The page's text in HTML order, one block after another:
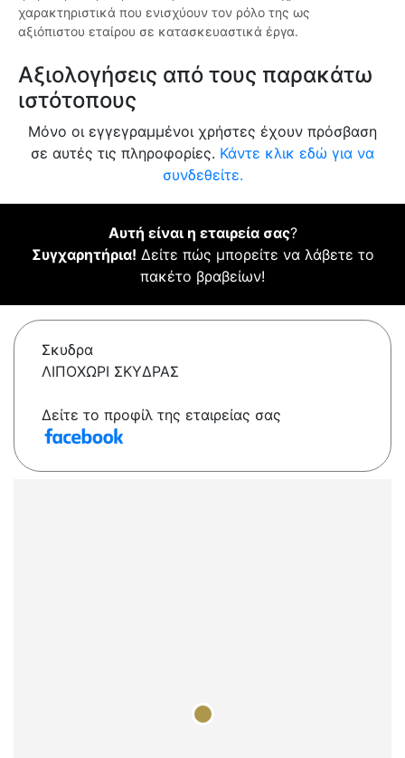
χαρακτηριστικά που ενισχύουν τον ρόλο της ως
αξιόπιστου εταίρου σε κατασκευαστικά έργα.
Αξιολογήσεις από τους παρακάτω
ιστότοπους
Μόνο οι εγγεγραμμένοι χρήστες έχουν πρόσβαση
σε αυτές τις πληροφορίες. Κάντε κλικ εδώ για να
συνδεθείτε.
Αυτή είναι η εταιρεία σας?
Συγχαρητήρια! Δείτε πώς μπορείτε να λάβετε το
πακέτο βραβείων!
Σκυδρα
ΛΙΠΟΧΩΡΙ ΣΚΥΔΡΑΣ
Δείτε το προφίλ της εταιρείας σας